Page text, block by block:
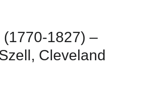
1827) –
Cleveland